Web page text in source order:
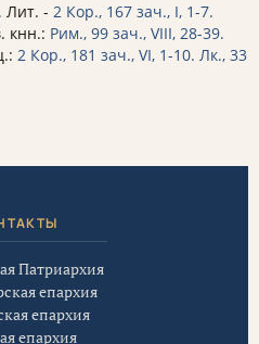
Лит. - 2 Кор., 167 зач., I, 1-7.
кнн.: Рим., 99 зач., VIII, 28-39.
2 Кор., 181 зач., VI, 1-10. Лк., 33
Патриархия
епархия
епархия
епархия